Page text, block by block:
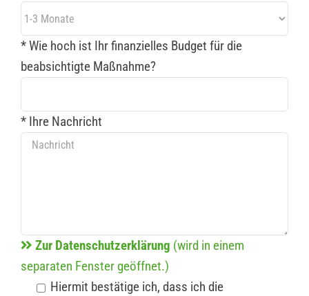
* Wie hoch ist Ihr finanzielles Budget für die
beabsichtigte Maßnahme?
* Ihre Nachricht
Zur Datenschutzerklärung (wird in einem
separaten Fenster geöffnet.)
Hiermit bestätige ich, dass ich die